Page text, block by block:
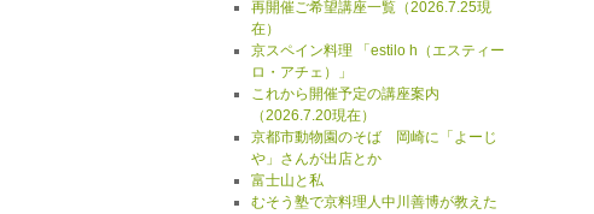
再開催ご希望講座一覧（2026.7.25現
在）
京スペイン料理 「estilo h（エスティー
ロ・アチェ）」
これから開催予定の講座案内
（2026.7.20現在）
京都市動物園のそば 岡崎に「よーじ
や」さんが出店とか
富士山と私
むそう塾で京料理人中川善博が教えた